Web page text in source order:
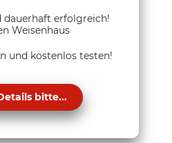
dauerhaft erfolgreich!
Weisenhaus
und kostenlos testen!
bitte...